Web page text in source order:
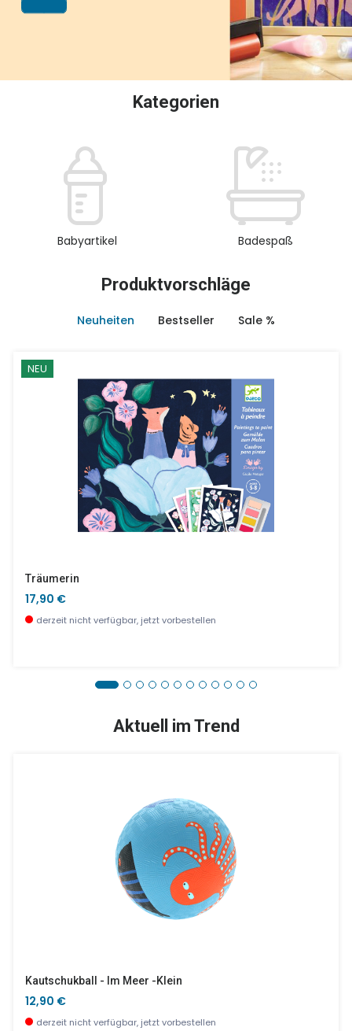
Kategorien
Babyartikel Badespaß
Produktvorschläge
Neuheiten Bestseller Sale %
NEU
Träumerin
17,90 €
derzeit nicht verfügbar, jetzt vorbestellen
Magische Ausmalbilder - Familie Des Waldes
Aktuell im Trend
Kautschukball - Im Meer -klein
12,90 €
derzeit nicht verfügbar, jetzt vorbestellen